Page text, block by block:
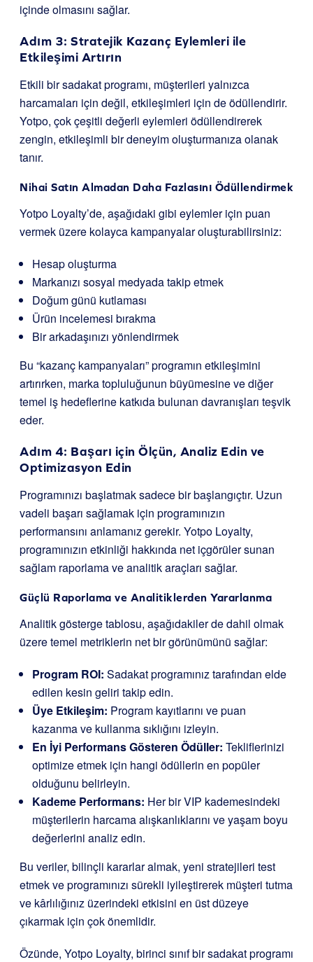
içinde olmasını sağlar.
Adım 3: Stratejik Kazanç Eylemleri ile
Etkileşimi Artırın
Etkili bir sadakat programı, müşterileri yalnızca
harcamaları için değil, etkileşimleri için de ödüllendirir.
Yotpo, çok çeşitli değerli eylemleri ödüllendirerek
zengin, etkileşimli bir deneyim oluşturmanıza olanak
tanır.
Nihai Satın Almadan Daha Fazlasını Ödüllendirmek
Yotpo Loyalty’de, aşağıdaki gibi eylemler için puan
vermek üzere kolayca kampanyalar oluşturabilirsiniz:
Hesap oluşturma
Markanızı sosyal medyada takip etmek
Doğum günü kutlaması
Ürün incelemesi bırakma
Bir arkadaşınızı yönlendirmek
Bu “kazanç kampanyaları” programın etkileşimini
artırırken, marka topluluğunun büyümesine ve diğer
temel iş hedeflerine katkıda bulunan davranışları teşvik
eder.
Adım 4: Başarı için Ölçün, Analiz Edin ve
Optimizasyon Edin
Programınızı başlatmak sadece bir başlangıçtır. Uzun
vadeli başarı sağlamak için programınızın
performansını anlamanız gerekir. Yotpo Loyalty,
programınızın etkinliği hakkında net içgörüler sunan
sağlam raporlama ve analitik araçları sağlar.
Güçlü Raporlama ve Analitiklerden Yararlanma
Analitik gösterge tablosu, aşağıdakiler de dahil olmak
üzere temel metriklerin net bir görünümünü sağlar:
Program ROI: Sadakat programınız tarafından elde
edilen kesin geliri takip edin.
Üye Etkileşim: Program kayıtlarını ve puan
kazanma ve kullanma sıklığını izleyin.
En İyi Performans Gösteren Ödüller: Tekliflerinizi
optimize etmek için hangi ödüllerin en popüler
olduğunu belirleyin.
Kademe Performans: Her bir VIP kademesindeki
müşterilerin harcama alışkanlıklarını ve yaşam boyu
değerlerini analiz edin.
Bu veriler, bilinçli kararlar almak, yeni stratejileri test
etmek ve programınızı sürekli iyileştirerek müşteri tutma
ve kârlılığınız üzerindeki etkisini en üst düzeye
çıkarmak için çok önemlidir.
Özünde, Yotpo Loyalty, birinci sınıf bir sadakat programı